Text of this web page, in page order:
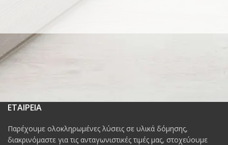
ΕΤΑΙΡΕΙΑ
Παρέχουμε ολοκληρωμένες λύσεις σε υλικά δόμησης,
διακρινόμαστε για τις ανταγωνιστικές τιμές μας, στοχεύουμε